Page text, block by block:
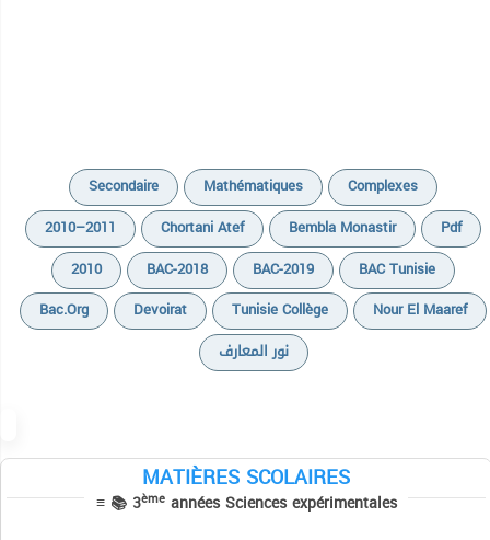
Secondaire Mathématiques
Complexes
2010–2011
Chortani Atef Bembla Monastir
Pdf
2010
BAC-2018 BAC-2019
BAC Tunisie
Bac.org
Devoirat Tunisie Collège
Nour El Maaref
نور المعارف
MATIÈRES SCOLAIRES
≡ 📚 3èmeannées Sciences expérimentales